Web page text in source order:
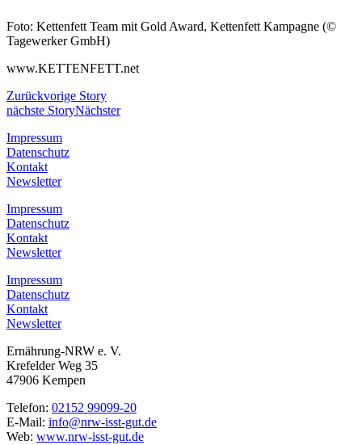
Foto: Kettenfett Team mit Gold Award, Kettenfett Kampagne (©
Tagewerker GmbH)
www.KETTENFETT.net
Zurückvorige Story
nächste StoryNächster
Impressum
Datenschutz
Kontakt
Newsletter
Impressum
Datenschutz
Kontakt
Newsletter
Impressum
Datenschutz
Kontakt
Newsletter
Ernährung-NRW e. V.
Krefelder Weg 35
47906 Kempen
Telefon: 02152 99099-20
E-Mail: info@nrw-isst-gut.de
Web: www.nrw-isst-gut.de